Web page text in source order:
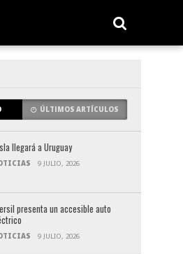
ÚLTIMOS ARTÍCULOS
llegará a Uruguay
9 JULIO, 2026
presenta un accesible auto
9 JULIO, 2026